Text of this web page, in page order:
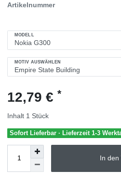
Artikelnummer
MODELL
MOTIV AUSWÄHLEN
12,79 € *
Inhalt 1 Stück
Sofort Lieferbar · Lieferzeit 1-3
In den